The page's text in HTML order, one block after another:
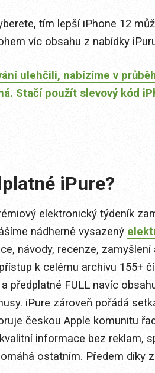
tím lepší iPhone 12
víc obsahu z nabídky
ulehčili, nabízíme v
Stačí použít slevový kód
iPure?
elektronický týdeník
nádherně vysazený
návody, recenze,
k celému archivu 155+
předplatné FULL navíc
iPure zároveň pořádá
českou Apple komunitu
informace bez reklam,
ostatním. Předem díky